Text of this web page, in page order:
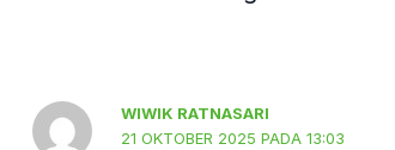
WIWIK RATNASARI
21 OKTOBER 2025 PADA 13:03